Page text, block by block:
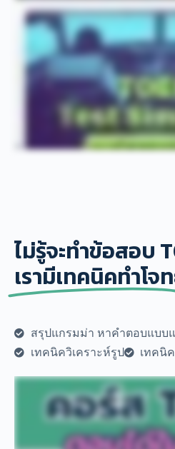
ไม่รู้จะทำข้อสอบ
เรามีเทคนิคทำโจ
สรุปแกรมม่า หาคำตอบแบบ
เทคนิควิเคราะห์รูป
เทคนิ